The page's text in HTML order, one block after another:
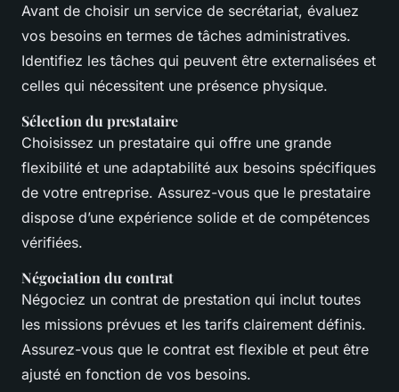
Avant de choisir un service de secrétariat, évaluez
vos besoins en termes de tâches administratives.
Identifiez les tâches qui peuvent être externalisées et
celles qui nécessitent une présence physique.
Sélection du prestataire
Choisissez un prestataire qui offre une grande
flexibilité et une adaptabilité aux besoins spécifiques
de votre entreprise. Assurez-vous que le prestataire
dispose d’une expérience solide et de compétences
vérifiées.
Négociation du contrat
Négociez un contrat de prestation qui inclut toutes
les missions prévues et les tarifs clairement définis.
Assurez-vous que le contrat est flexible et peut être
ajusté en fonction de vos besoins.